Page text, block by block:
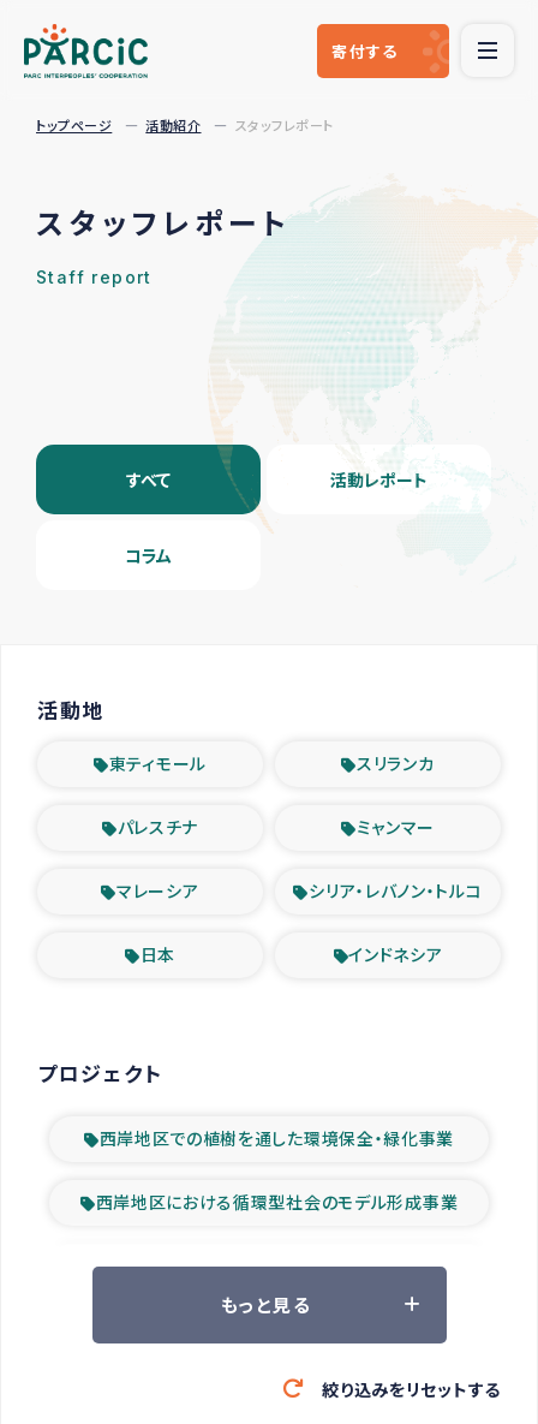
寄付する
トップページ 活動紹介 スタッフレポート
スタッフレポート
Staff report
すべて 活動レポート
コラム
活動地
東ティモール スリランカ
パレスチナ ミャンマー
マレーシア シリア・レバノン・トルコ
日本 インドネシア
プロジェクト
西岸地区での植樹を通した環境保全・緑化事業
西岸地区における循環型社会のモデル形成事業
ツアー参加者の声
緊急救援の時代
もっと見る
絞り込みをリセットする